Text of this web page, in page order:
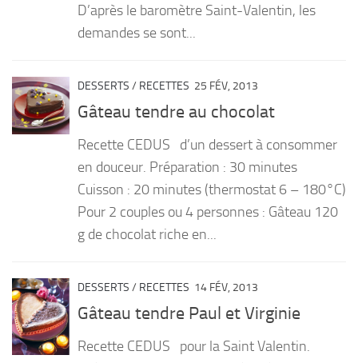
D’après le baromètre Saint-Valentin, les
demandes se sont...
DESSERTS / RECETTES 25 FÉV, 2013
Gâteau tendre au chocolat
Recette CEDUS d’un dessert à consommer
en douceur. Préparation : 30 minutes
Cuisson : 20 minutes (thermostat 6 – 180°C)
Pour 2 couples ou 4 personnes : Gâteau 120
g de chocolat riche en...
DESSERTS / RECETTES 14 FÉV, 2013
Gâteau tendre Paul et Virginie
Recette CEDUS pour la Saint Valentin.